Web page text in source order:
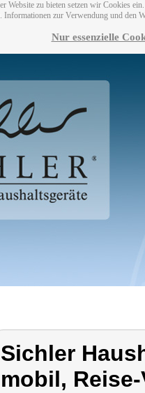
Website zu bieten setzen wir Cookies
Informationen zur Verwendung und den
Nur essenzielle
Sichler
mobil,